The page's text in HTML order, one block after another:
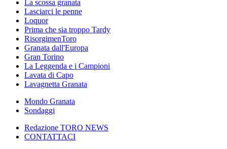
La scossa granata
Lasciarci le penne
Loquor
Prima che sia troppo Tardy
RisorgimenToro
Granata dall'Europa
Gran Torino
La Leggenda e i Campioni
Lavata di Capo
Lavagnetta Granata
Mondo Granata
Sondaggi
Redazione TORO NEWS
CONTATTACI